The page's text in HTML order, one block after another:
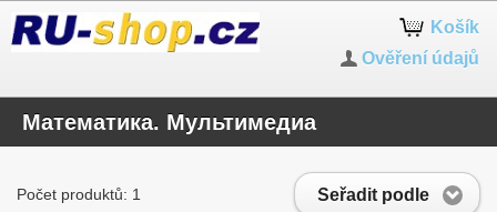
Košík
Ověření údajů
Математика. Мультимедиа
Seřadit podle
Počet produktů: 1